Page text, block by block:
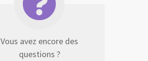
Vous avez encore des
questions ?